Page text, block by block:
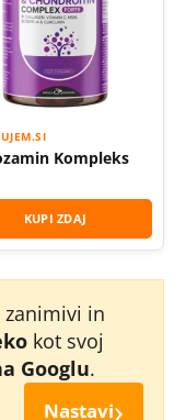
Kompleks
KUPI ZDAJ
zanimivi in
kot svoj
Googlu.
Nastavi›